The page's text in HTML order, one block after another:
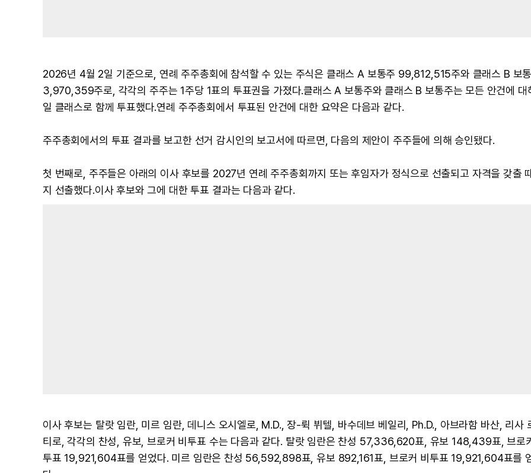
2026년 4월 2일 기준으로, 연례 주주총회에 참석할 수 있는 주식은 클래스 A 보통주 99,812,515주와 클래스 B 보
3,970,359주로, 각각의 주주는 1주당 1표의 투표권을 가졌다.클래스 A 보통주와 클래스 B 보통주는 모든 안건에 대
일 클래스로 함께 투표했다.연례 주주총회에서 투표된 안건에 대한 요약은 다음과 같다.
주주총회에서의 투표 결과를 보고한 선거 감시인의 보고서에 따르면, 다음의 제안이 주주들에 의해 승인됐다.
첫 번째로, 주주들은 아래의 이사 후보를 2027년 연례 주주총회까지 또는 후임자가 정식으로 선출되고 자격을 갖출
지 선출했다.이사 후보와 그에 대한 투표 결과는 다음과 같다.
이사 후보는 탈랏 임란, 미르 임란, 데니스 오시엘로, M.D., 장-뤽 뷔텔, 바수데브 베일리, Ph.D., 아브라함 바산, 리사
티로, 각각의 찬성, 유보, 브로커 비투표 수는 다음과 같다. 탈랏 임란은 찬성 57,336,620표, 유보 148,439표, 브로
투표 19,921,604표를 얻었다. 미르 임란은 찬성 56,592,898표, 유보 892,161표, 브로커 비투표 19,921,604표를